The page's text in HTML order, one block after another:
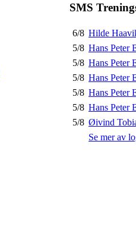
SMS
6/8 Hilde
5/8 Hans Peter
5/8 Hans Peter
5/8 Hans Peter
5/8 Hans Peter
5/8 Hans Peter
5/8 Øivind
Se mer av